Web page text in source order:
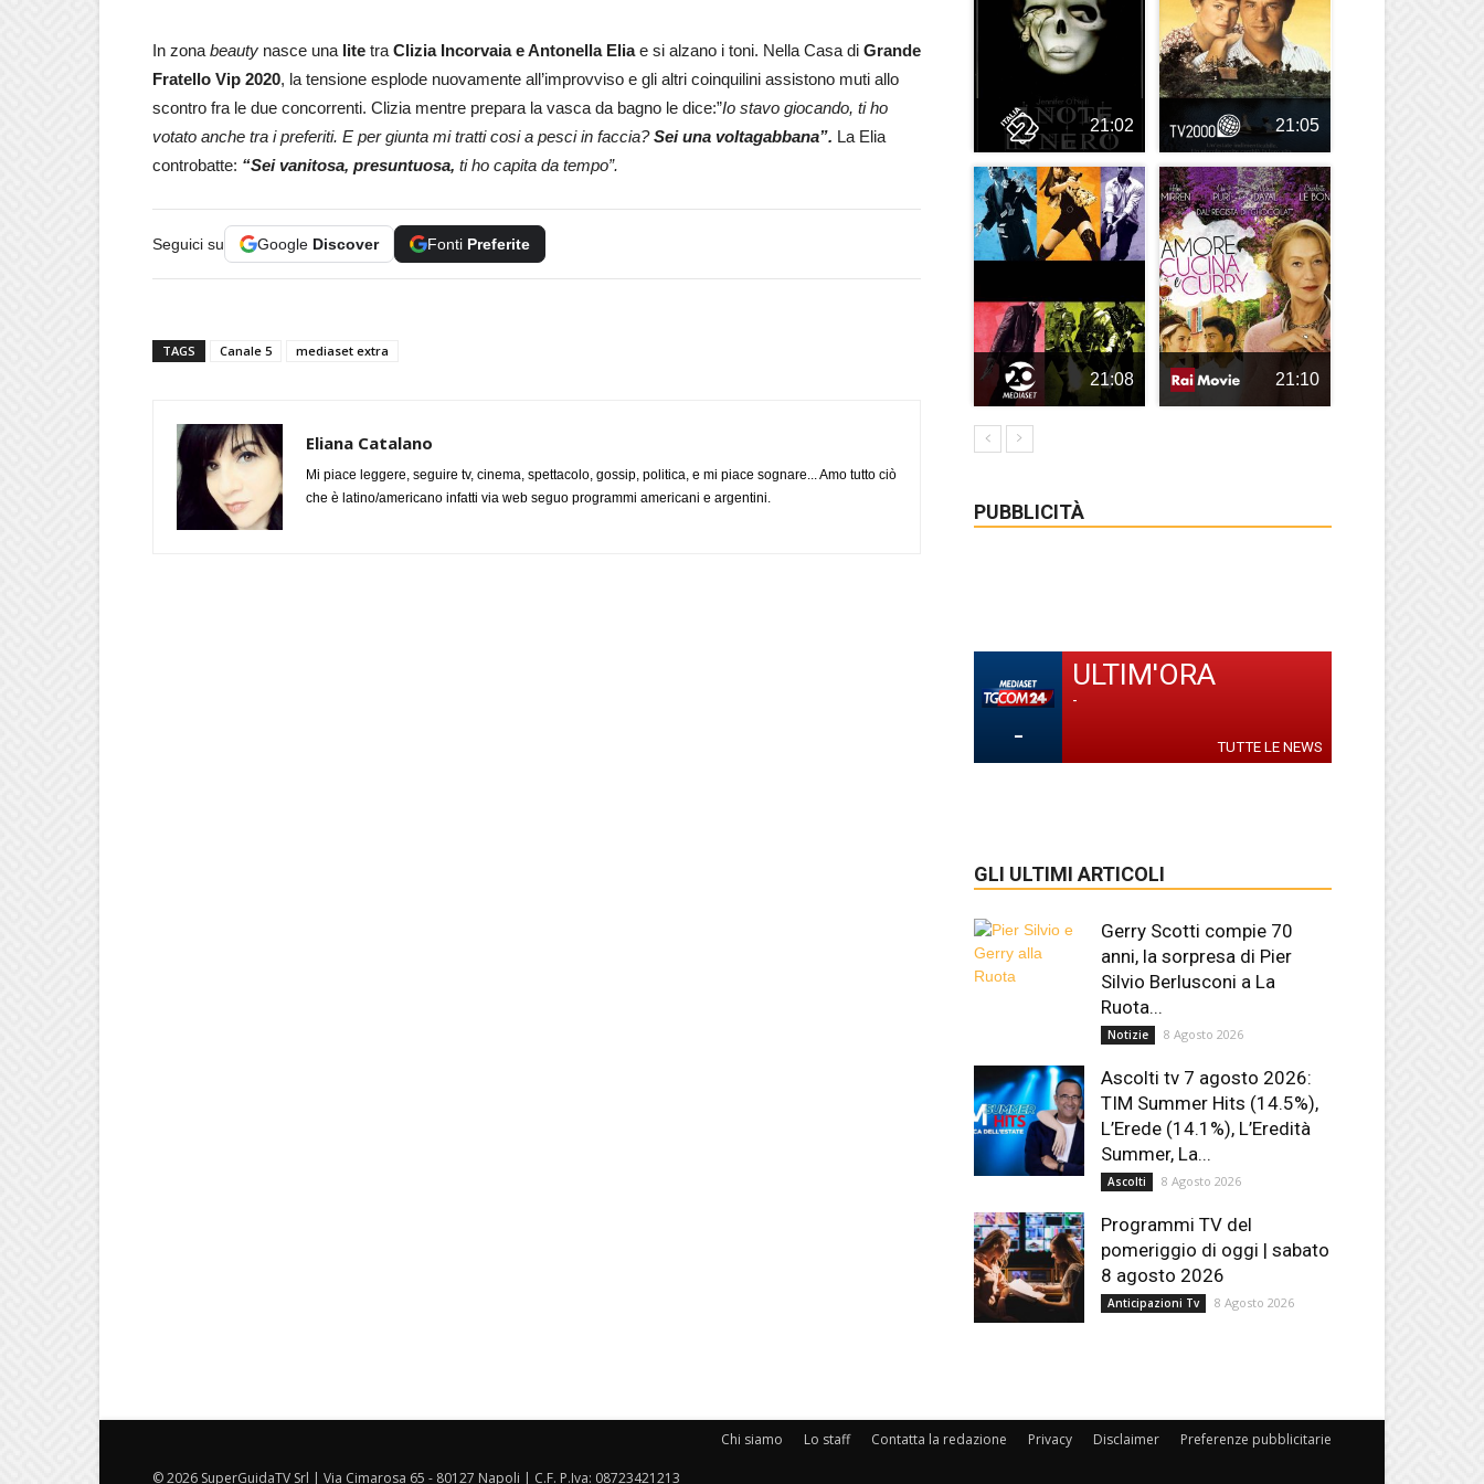
In zona beauty nasce una lite tra Clizia Incorvaia e Antonella Eliae si alzano i toni. Nella Casa di Grande
Fratello Vip 2020, la tensione esplode nuovamente all’improvviso e gli altri coinquilini assistono muti allo
scontro fra le due concorrenti. Clizia mentre prepara la vasca da bagno le dice:”Io stavo giocando, ti ho
votato anche tra i preferiti. E per giunta mi tratti cosi a pesci in faccia?Sei una voltagabbana”. La Elia
controbatte: “Sei vanitosa, presuntuosa, ti ho capita da tempo”.
Seguici su Google Discover Fonti Preferite
TAGS Canale 5 mediaset extra
Eliana Catalano
Mi piace leggere, seguire tv, cinema, spettacolo, gossip, politica, e mi piace sognare... Amo tutto ciò
che è latino/americano infatti via web seguo programmi americani e argentini.
21:02 21:05
21:08 21:10
PUBBLICITÀ
-
ULTIM'ORA
-
TUTTE LE NEWS
GLI ULTIMI ARTICOLI
Gerry Scotti compie 70
anni, la sorpresa di Pier
Silvio Berlusconi a La
Ruota...
Notizie 8 Agosto 2026
Ascolti tv 7 agosto 2026:
TIM Summer Hits (14.5%),
L’Erede (14.1%), L’Eredità
Summer, La...
Ascolti 8 Agosto 2026
Programmi TV del
pomeriggio di oggi | sabato
8 agosto 2026
Anticipazioni Tv 8 Agosto 2026
Chi siamo Lo staff Contatta la redazione Privacy Disclaimer Preferenze pubblicitarie
© 2026 SuperGuidaTV Srl | Via Cimarosa 65 - 80127 Napoli | C.F. P.Iva: 08723421213